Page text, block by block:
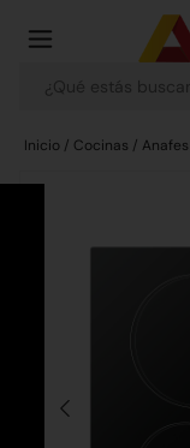
Inicio / Cocinas / Anafes